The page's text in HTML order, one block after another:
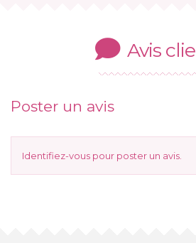
Avis
Poster un avis
Identifiez-vous pour poster un avis.